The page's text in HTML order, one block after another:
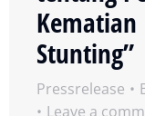
Stunting”
Pressrelease
Leave a